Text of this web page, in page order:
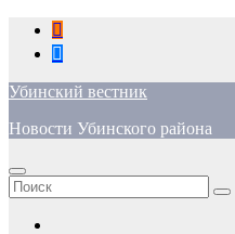
Перейти
содержимому
Убинский вестник
Новости Убинского района